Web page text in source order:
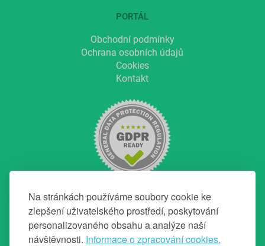
Na stránkách používáme soubory cookie ke
zlepšení uživatelského prostředí, poskytování
personalizovaného obsahu a analýze naší
návštěvnosti. Informace o zpracování cookies.
PORTÁL
Obchodní podmínky
Ochrana osobních údajů
Cookies
Kontakt
NAVIGACE